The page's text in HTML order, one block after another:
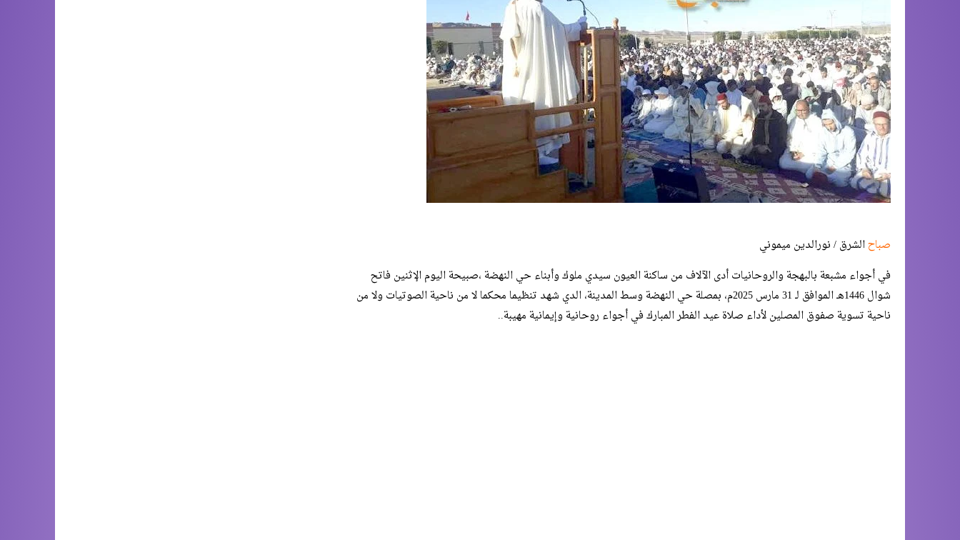
صباحالشرق / نورالدين ميموني
في أجواء مشبعة بالبهجة والروحانيات أدى الآلاف من ساكنة العيون سيدي ملوك وأبناء حي النهضة ،صبيحة اليوم الإثنين فاتح
شوال 1446هـ الموافق لـ 31 مارس 2025م، بمصلة حي النهضة وسط المدينة، الدي شهد تنظيما محكما لا من ناحية الصوتيات ولا من
ناحية تسوية صفوق المصلين لأداء صلاة عيد الفطر المبارك في أجواء روحانية وإيمانية مهيبة..